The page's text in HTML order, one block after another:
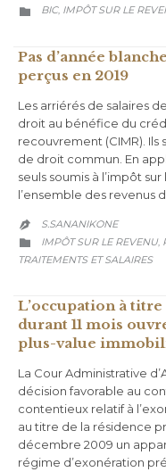
 CATEGORY
BIC, IMPÔT SUR LE
Pas d’année
perçus en 2019
Les arriérés de salaires
droit au bénéfice du
recouvrement (CIMR).
de droit commun. En
seuls soumis à l’impôt
l’ensemble des revenus
 S.SANANIKONE
 CATEGORY
IMPÔT SUR LE REVENU,
TRAITEMENTS ET SALAIRES
L’occupation à
durant 11 mois
plus-value
La Cour Administrative
décision favorable au
contentieux relatif à
au titre de la résidence
décembre 2009 un
régime d’exonération